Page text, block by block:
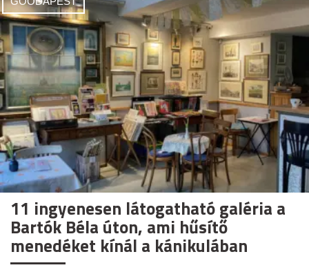
11 ingyenesen látogatható galéria a
Bartók Béla úton, ami hűsítő
menedéket kínál a kánikulában